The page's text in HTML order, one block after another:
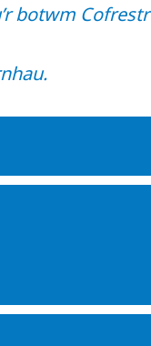
botwm